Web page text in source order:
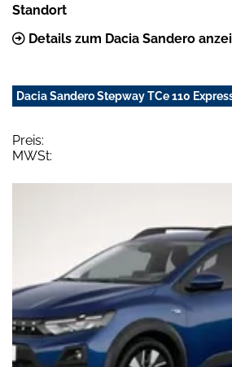
Standort
Details zum Dacia Sandero
Dacia Sandero Stepway TCe 110
Preis:
MWSt: